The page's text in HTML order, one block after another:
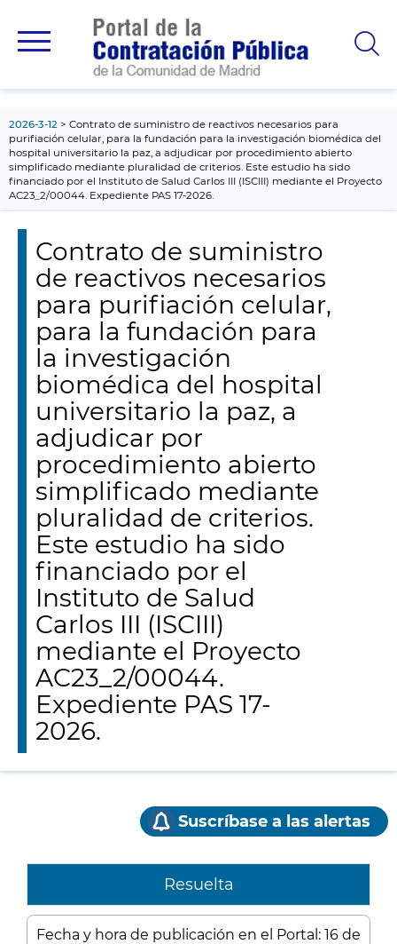
principal
2026-3-12
Contrato de suministro de reactivos necesarios para
purifiación celular, para la fundación para la investigación biomédica del
hospital universitario la paz, a adjudicar por procedimiento abierto
simplificado mediante pluralidad de criterios. Este estudio ha sido
financiado por el Instituto de Salud Carlos III (ISCIII) mediante el Proyecto
AC23_2/00044. Expediente PAS 17-2026.
Contrato de suministro
de reactivos necesarios
para purifiación celular,
para la fundación para
la investigación
biomédica del hospital
universitario la paz, a
adjudicar por
procedimiento abierto
simplificado mediante
pluralidad de criterios.
Este estudio ha sido
financiado por el
Instituto de Salud
Carlos III (ISCIII)
mediante el Proyecto
AC23_2/00044.
Expediente PAS 17-
2026.
Suscríbase a las alertas
Resuelta
Fecha y hora de publicación en el Portal: 16 de